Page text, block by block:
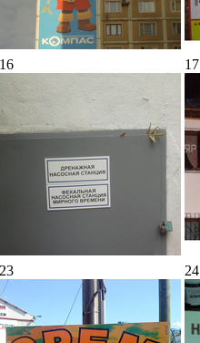
16 17
23 24